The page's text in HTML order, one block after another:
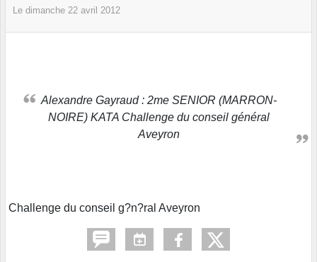
Le dimanche 22 avril 2012
Alexandre Gayraud : 2me SENIOR (MARRON-
NOIRE) KATA Challenge du conseil général
Aveyron
Challenge du conseil g?n?ral Aveyron